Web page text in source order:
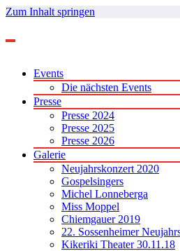
Zum Inhalt springen
Events
Die nächsten Events
Presse
Presse 2024
Presse 2025
Presse 2026
Galerie
Neujahrskonzert 2020
Gospelsingers
Michel Lonneberga
Miss Moppel
Chiemgauer 2019
22. Sossenheimer
Kikeriki Theater 30.11.18